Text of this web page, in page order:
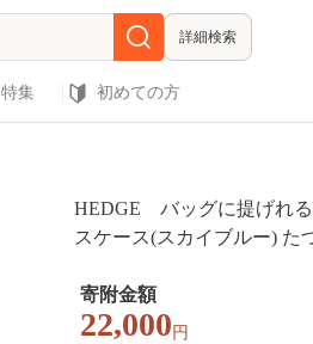
詳細検索
特集 初めての方
HEDGE バッグに提げれ
スケース(スカイブルー) た
寄附金額
22,000 円